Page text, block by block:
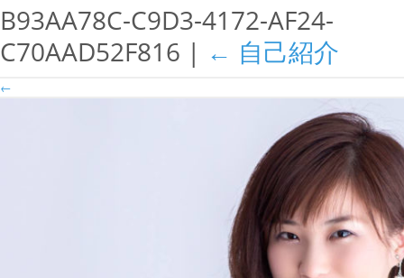
B93AA78C-C9D3-4172-AF24-
C70AAD52F816 | ← 自己紹介
←